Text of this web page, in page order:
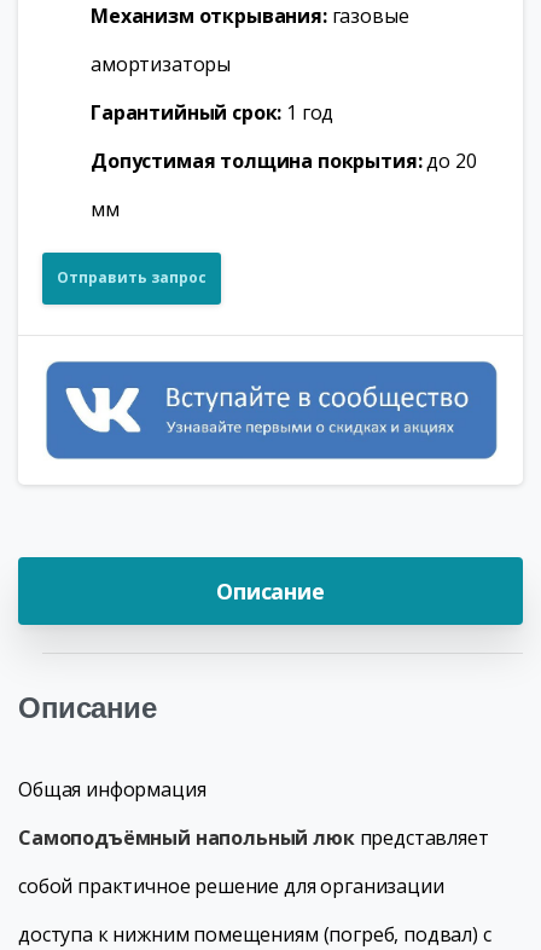
Механизм открывания:газовые
амортизаторы
Гарантийный срок: 1 год
Допустимая толщина покрытия:до 20
мм
Отправить запрос
Описание
Описание
Общая информация
Самоподъёмный напольный люк представляет
собой практичное решение для организации
доступа к нижним помещениям (погреб, подвал) с